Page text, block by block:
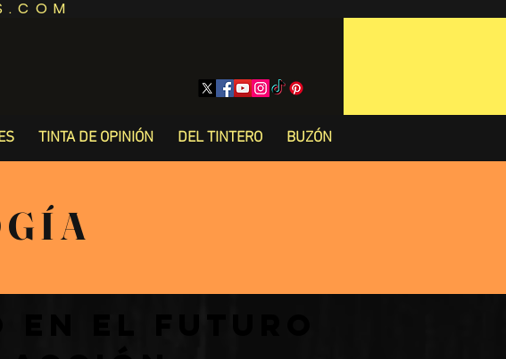
TINTA DE OPINIÓN DEL TINTERO BUZÓN